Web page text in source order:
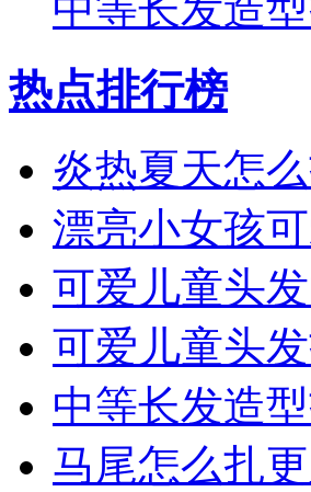
热点排行榜
炎热夏天怎
漂亮小女孩
可爱儿童头
可爱儿童头
中等长发造
马尾怎么扎